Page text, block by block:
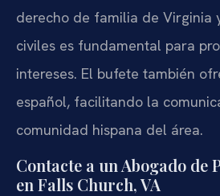
derecho de familia de Virginia
civiles es fundamental para
intereses. El bufete también
español, facilitando la
comunidad hispana del área.
Contacte a un Abogado de
en Falls Church, VA